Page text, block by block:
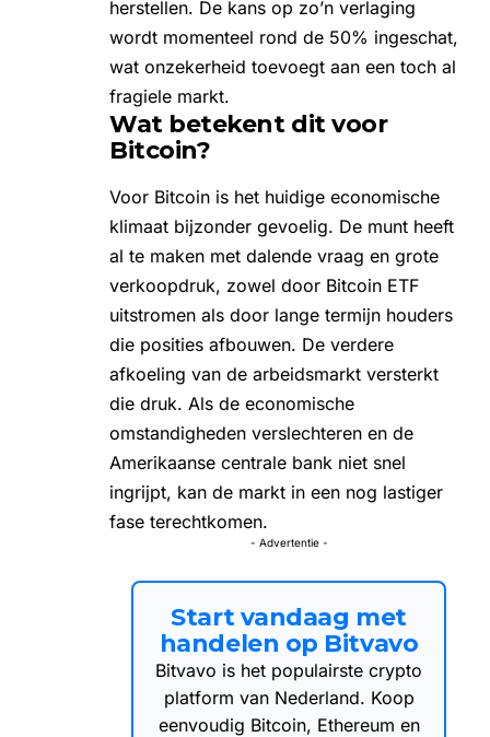
herstellen. De kans op zo’n verlaging
wordt momenteel rond de 50% ingeschat,
wat onzekerheid toevoegt aan een toch al
fragiele markt.
Wat betekent dit voor
Bitcoin?
Voor Bitcoin is het huidige economische
klimaat bijzonder gevoelig. De munt heeft
al te maken met dalende vraag en grote
verkoopdruk, zowel door Bitcoin ETF
uitstromen als door lange termijn houders
die posities afbouwen. De verdere
afkoeling van de arbeidsmarkt versterkt
die druk. Als de economische
omstandigheden verslechteren en de
Amerikaanse centrale bank niet snel
ingrijpt, kan de markt in een nog lastiger
fase terechtkomen.
- Advertentie -
Start vandaag met
handelen op Bitvavo
Bitvavo is het populairste crypto
platform van Nederland. Koop
eenvoudig Bitcoin, Ethereum en